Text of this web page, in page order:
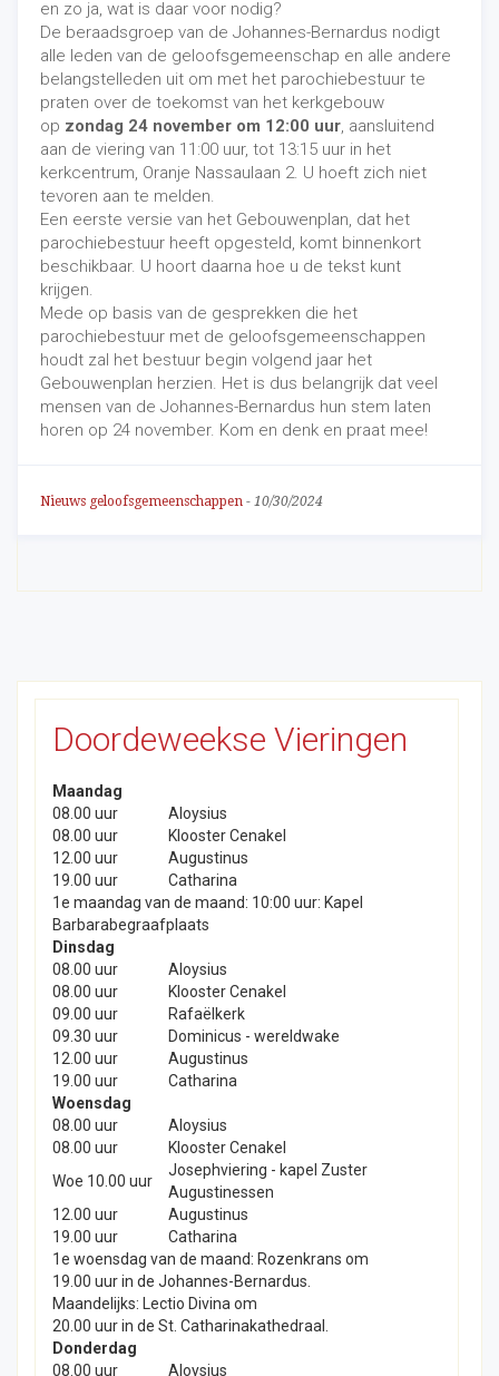
en zo ja, wat is daar voor nodig?
De beraadsgroep van de Johannes-Bernardus nodigt
alle leden van de geloofsgemeenschap en alle andere
belangstelleden uit om met het parochiebestuur te
praten over de toekomst van het kerkgebouw
op zondag 24 november om 12:00 uur, aansluitend
aan de viering van 11:00 uur, tot 13:15 uur in het
kerkcentrum, Oranje Nassaulaan 2. U hoeft zich niet
tevoren aan te melden.
Een eerste versie van het Gebouwenplan, dat het
parochiebestuur heeft opgesteld, komt binnenkort
beschikbaar. U hoort daarna hoe u de tekst kunt
krijgen.
Mede op basis van de gesprekken die het
parochiebestuur met de geloofsgemeenschappen
houdt zal het bestuur begin volgend jaar het
Gebouwenplan herzien. Het is dus belangrijk dat veel
mensen van de Johannes-Bernardus hun stem laten
horen op 24 november. Kom en denk en praat mee!
Nieuws geloofsgemeenschappen - 10/30/2024
Doordeweekse Vieringen
Maandag
08.00 uur
Aloysius
08.00 uur
Klooster Cenakel
12.00 uur
Augustinus
19.00 uur
Catharina
1e maandag van de maand: 10:00 uur: Kapel
Barbarabegraafplaats
Dinsdag
08.00 uur
Aloysius
08.00 uur
Klooster Cenakel
09.00 uur
Rafaëlkerk
09.30 uur
Dominicus - wereldwake
12.00 uur
Augustinus
19.00 uur
Catharina
Woensdag
08.00 uur
Aloysius
08.00 uur
Klooster Cenakel
Woe 10.00 uur
Josephviering - kapel Zuster
Augustinessen
12.00 uur
Augustinus
19.00 uur
Catharina
1e woensdag van de maand: Rozenkrans om
19.00 uur in de Johannes-Bernardus.
Maandelijks: Lectio Divina om
20.00 uur in de St. Catharinakathedraal.
Donderdag
08.00 uur
Aloysius